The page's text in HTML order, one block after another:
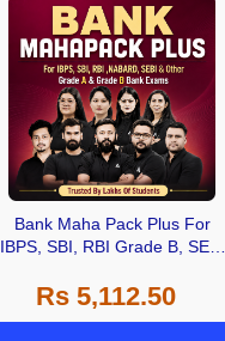
Bank Maha Pack Plus For
IBPS, SBI, RBI Grade B, SEBI
Other Grade A & Grade B Bank
Exams
Rs 5,112.50